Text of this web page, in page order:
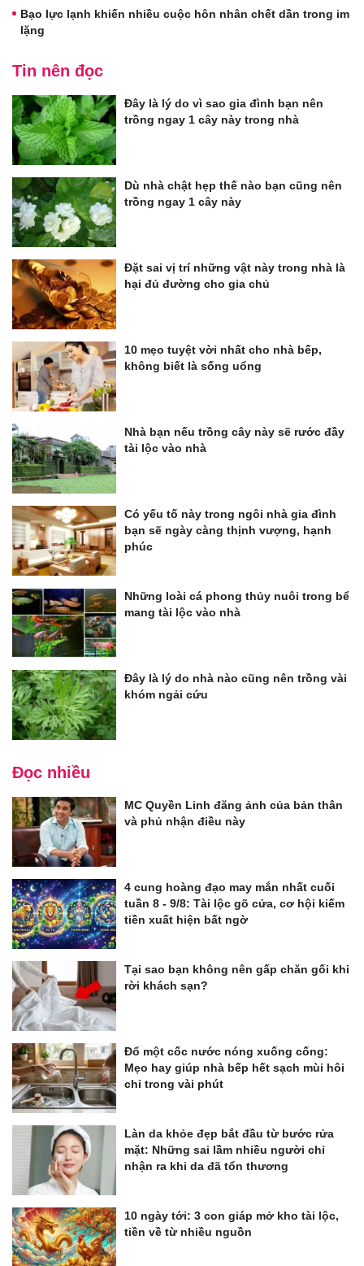
Bạo lực lạnh khiến nhiều cuộc hôn nhân chết dần trong im
lặng
Tin nên đọc
Đây là lý do vì sao gia đình bạn nên
trồng ngay 1 cây này trong nhà
Dù nhà chật hẹp thế nào bạn cũng nên
trồng ngay 1 cây này
Đặt sai vị trí những vật này trong nhà là
hại đủ đường cho gia chủ
10 mẹo tuyệt vời nhất cho nhà bếp,
không biết là sống uổng
Nhà bạn nếu trồng cây này sẽ rước đầy
tài lộc vào nhà
Có yếu tố này trong ngôi nhà gia đình
bạn sẽ ngày càng thịnh vượng, hạnh
phúc
Những loài cá phong thủy nuôi trong bể
mang tài lộc vào nhà
Đây là lý do nhà nào cũng nên trồng vài
khóm ngải cứu
Đọc nhiều
MC Quyền Linh đăng ảnh của bản thân
và phủ nhận điều này
4 cung hoàng đạo may mắn nhất cuối
tuần 8 - 9/8: Tài lộc gõ cửa, cơ hội kiếm
tiền xuất hiện bất ngờ
Tại sao bạn không nên gấp chăn gối khi
rời khách sạn?
Đổ một cốc nước nóng xuống cống:
Mẹo hay giúp nhà bếp hết sạch mùi hôi
chỉ trong vài phút
Làn da khỏe đẹp bắt đầu từ bước rửa
mặt: Những sai lầm nhiều người chỉ
nhận ra khi da đã tổn thương
10 ngày tới: 3 con giáp mở kho tài lộc,
tiền về từ nhiều nguồn